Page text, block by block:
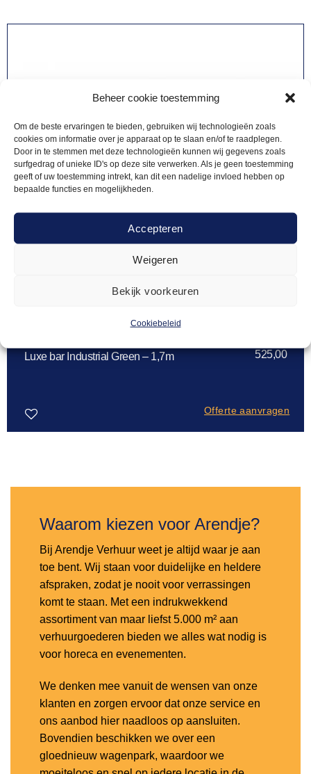
Beheer cookie toestemming
Om de beste ervaringen te bieden, gebruiken wij technologieën zoals
cookies om informatie over je apparaat op te slaan en/of te raadplegen.
Door in te stemmen met deze technologieën kunnen wij gegevens zoals
surfgedrag of unieke ID's op deze site verwerken. Als je geen toestemming
geeft of uw toestemming intrekt, kan dit een nadelige invloed hebben op
bepaalde functies en mogelijkheden.
Accepteren
Weigeren
Bekijk voorkeuren
Cookiebeleid
Luxe bar Industrial Green – 1,7m 525,00
Offerte aanvragen
Waarom kiezen voor Arendje?
Bij Arendje Verhuur weet je altijd waar je aan
toe bent. Wij staan voor duidelijke en heldere
afspraken, zodat je nooit voor verrassingen
komt te staan. Met een indrukwekkend
assortiment van maar liefst 5.000 m² aan
verhuurgoederen bieden we alles wat nodig is
voor horeca en evenementen.
We denken mee vanuit de wensen van onze
klanten en zorgen ervoor dat onze service en
ons aanbod hier naadloos op aansluiten.
Bovendien beschikken we over een
gloednieuw wagenpark, waardoor we